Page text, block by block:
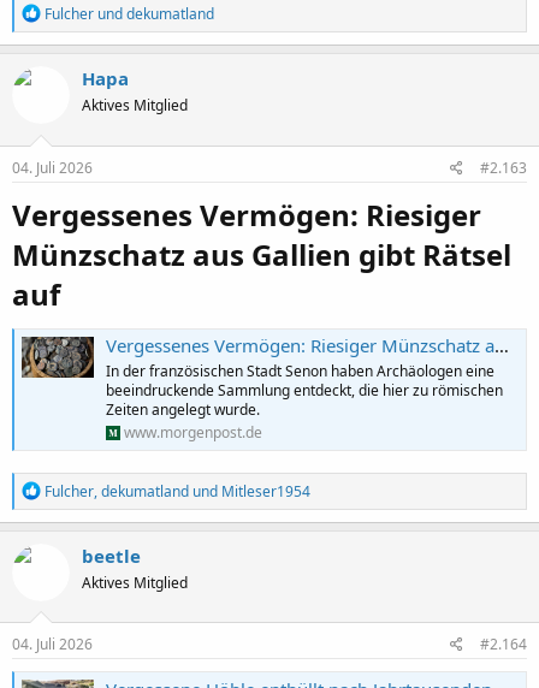
R
e
a
n
e
Fulcher unddekumatland
Hapa
Aktives Mitglied
04. Juli 2026 #2.163
Vergessenes Vermögen: Riesiger
Münzschatz aus Gallien gibt Rätsel
auf​
Vergessenes Vermögen: Riesiger Münzschatz aus Gallien gibt Rätsel auf
In der französischen Stadt Senon haben Archäologen eine
beeindruckende Sammlung entdeckt, die hier zu römischen
Zeiten angelegt wurde.
www.morgenpost.de
R
e
a
n
e
:
Fulcher,dekumatland und Mitleser1954
beetle
Aktives Mitglied
04. Juli 2026 #2.164